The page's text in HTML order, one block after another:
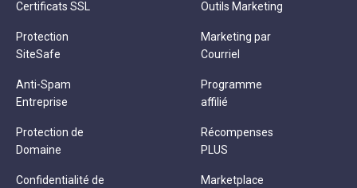
Certificats SSL
Protection
SiteSafe
Anti-Spam
Entreprise
Protection de
Domaine
Confidentialité de
Outils Marketing
Marketing par
Courriel
Programme
affilié
Récompenses
PLUS
Marketplace